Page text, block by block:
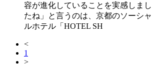
容が進化していることを実感しまし
たね」と言うのは、京都のソーシャ
ルホテル「HOTEL SH
<
1
>